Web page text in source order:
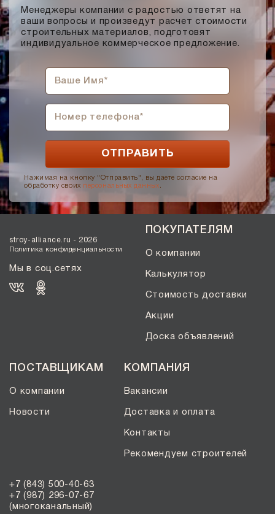
Менеджеры компании с радостью ответят на
ваши вопросы и произведут расчет стоимости
строительных материалов, подготовят
индивидуальное коммерческое предложение.
Нажимая на кнопку "Отправить", вы даете согласие на
обработку своих персональных данных
stroy-alliance.ru - 2026
Политика конфиденциальности
Мы в соц.сетях
ПОКУПАТЕЛЯМ
О компании
Калькулятор
Стоимость доставки
Акции
Доска объявлений
ПОСТАВЩИКАМ
О компании
Новости
КОМПАНИЯ
Вакансии
Доставка и оплата
Контакты
Рекомендуем строителей
+7 (843) 500-40-63
+7 (987) 296-07-67
(многоканальный)